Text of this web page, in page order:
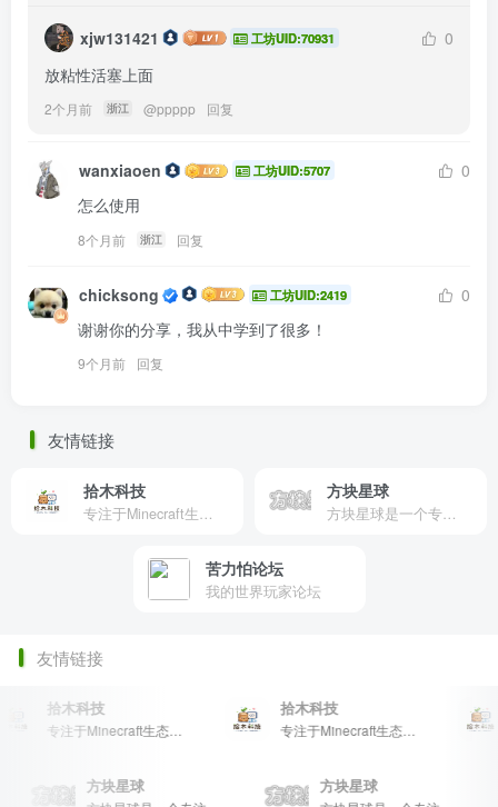
xjw131421 工坊UID:70931
0
放粘性活塞上面
2个月前 浙江 @ppppp 回复
wanxiaoen 工坊UID:5707
0
怎么使用
8个月前 浙江 回复
chicksong 工坊UID:2419
0
谢谢你的分享，我从中学到了很多！
9个月前 回复
友情链接
拾木科技
专注于Minecraft生态建设
方块星球
方块星球是一个专注于我的世界的中文论坛，提供丰富的资源分享、玩家交流和创意展示，包括地图、皮肤、数据包等内容，打造Minecraft玩家的专属社区乐园！
苦力怕论坛
我的世界玩家论坛
友情链接
拾木科技
专注于Minecraft生态建设
拾木科技
专注于Minecraft生态建设
方块星球 方块星球